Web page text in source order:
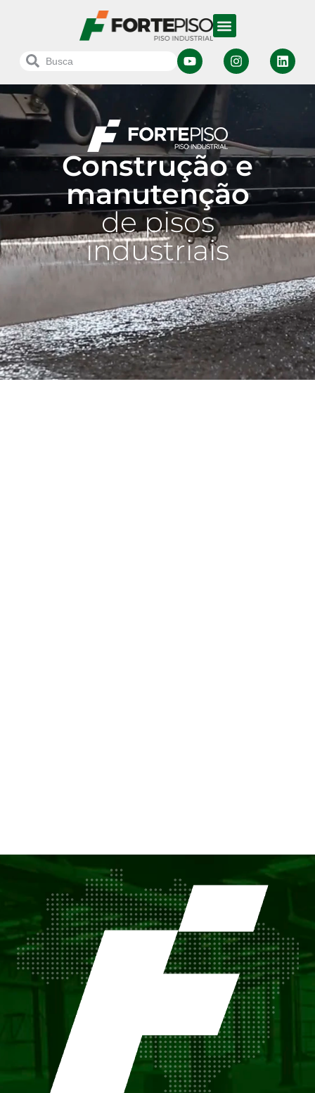
Construção e
manutenção
de pisos
industriais